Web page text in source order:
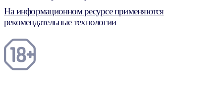
На информационном ресурсе применяются
рекомендательные технологии